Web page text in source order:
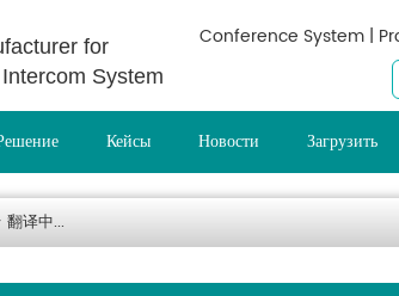
for
System
Conference System |
Кейсы Новости Загрузить
译中...